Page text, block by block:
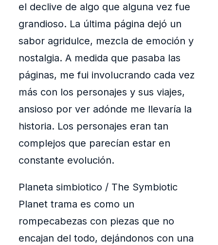
el declive de algo que alguna vez fue
grandioso. La última página dejó un
sabor agridulce, mezcla de emoción y
nostalgia. A medida que pasaba las
páginas, me fui involucrando cada vez
más con los personajes y sus viajes,
ansioso por ver adónde me llevaría la
historia. Los personajes eran tan
complejos que parecían estar en
constante evolución.
Planeta simbiotico / The Symbiotic
Planet trama es como un
rompecabezas con piezas que no
encajan del todo, dejándonos con una